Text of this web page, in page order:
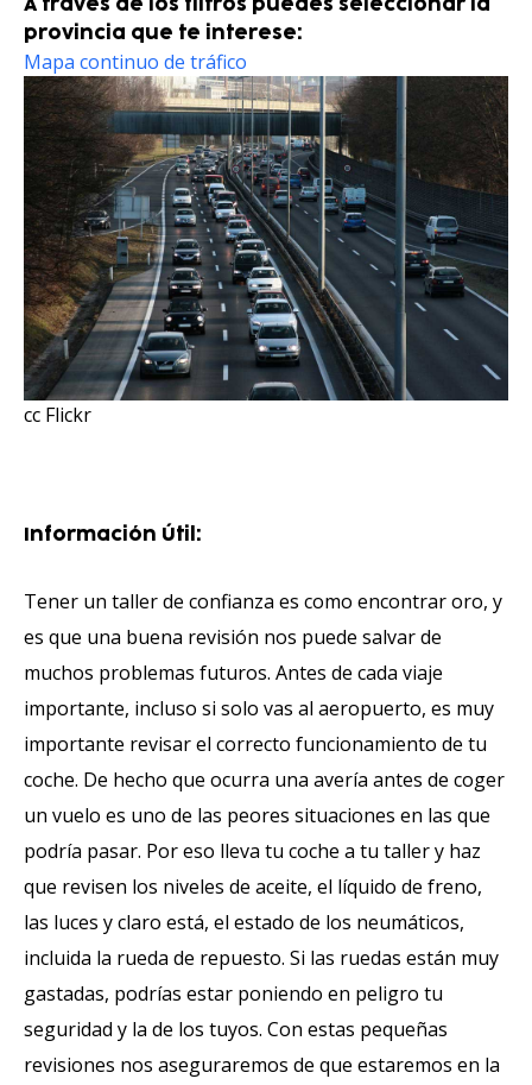
A través de los filtros puedes seleccionar la
provincia que te interese:
Mapa continuo de tráfico
cc Flickr
Información Útil:
Tener un taller de confianza es como encontrar oro, y
es que una buena revisión nos puede salvar de
muchos problemas futuros. Antes de cada viaje
importante, incluso si solo vas al aeropuerto, es muy
importante revisar el correcto funcionamiento de tu
coche. De hecho que ocurra una avería antes de coger
un vuelo es uno de las peores situaciones en las que
podría pasar. Por eso lleva tu coche a tu taller y haz
que revisen los niveles de aceite, el líquido de freno,
las luces y claro está, el estado de los neumáticos,
incluida la rueda de repuesto. Si las ruedas están muy
gastadas, podrías estar poniendo en peligro tu
seguridad y la de los tuyos. Con estas pequeñas
revisiones nos aseguraremos de que estaremos en la